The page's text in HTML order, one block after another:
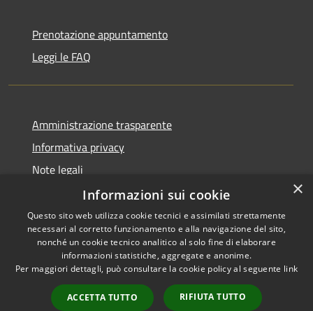
Prenotazione appuntamento
Leggi le FAQ
Amministrazione trasparente
Informativa privacy
Note legali
Dichiarazione di accessibilità
RSS
Accessibilità
Copyright © 2026 • Unione
Tresinaro Secchia • Powered
byMunicipium
Accesso
×
Informazioni sui cookie
Questo sito web utilizza cookie tecnici e assimilati strettamente
necessari al corretto funzionamento e alla navigazione del sito,
nonché un cookie tecnico analitico al solo fine di elaborare
informazioni statistiche, aggregate e anonime.
Per maggiori dettagli, può consultare la cookie policy al seguente link
ACCETTA TUTTO RIFIUTA TUTTO